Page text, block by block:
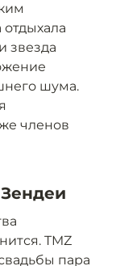
звезда
шума.
членов
TMZ
пара